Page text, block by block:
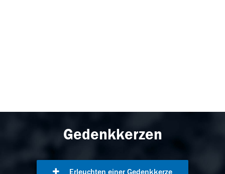
Gedenkkerzen
Erleuchten einer Gedenkkerze